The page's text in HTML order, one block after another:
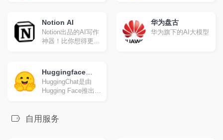
乐天赋！
Notion AI
Notion出品的AI写作
神器！比你想得更
华为盘古
华为旗下的AI大模型
Huggingface
Chat
HuggingChat是由
Hugging Face推出的
一种全新的交互体
自用服务